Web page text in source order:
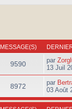
MESSAGE(S)
9590 par
13 Juil
8972 par
03 Août